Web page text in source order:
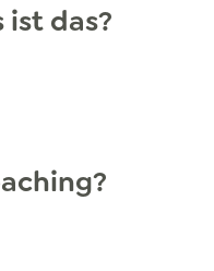
ist das?
du.